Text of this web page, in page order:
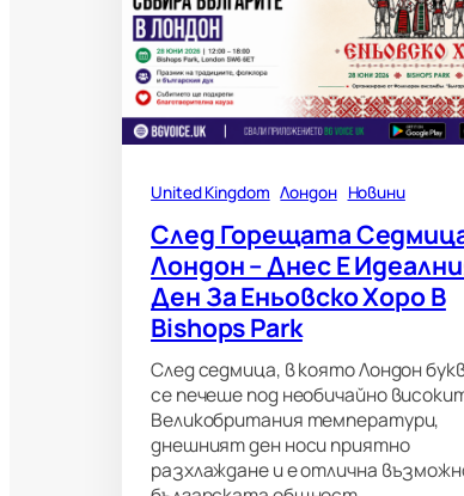
United Kingdom Лондон Новини
След Горещата
Лондон – Днес Е
Ден За Еньовско Хоро В
Bishops Park
След седмица, в която Лондон
се печеше под необичайно
Великобритания температури,
днешният ден носи приятно
разхлаждане и е отлична